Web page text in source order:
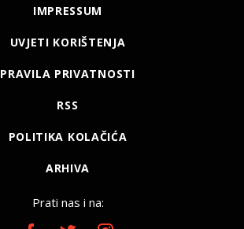
IMPRESSUM
UVJETI KORIŠTENJA
PRAVILA PRIVATNOSTI
RSS
POLITIKA KOLAČIĆA
ARHIVA
Prati nas i na: